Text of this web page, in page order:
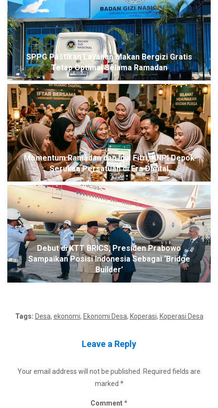
SPPG Pastikan Layanan Makan Bergizi Gratis
Tetap Optimal Selama Ramadan
Momentum Ramadan dan Idul Fitri, KNPI Depok
Serukan Persatuan di Era Digital
Debut di KTT BRICS, Presiden Prabowo
Sampaikan Posisi Indonesia Sebagai ‘Bridge
Builder’
Tags: Desa, ekonomi, Ekonomi Desa, Koperasi, Koperasi Desa
Leave a Reply
Your email address will not be published.
Required fields are
marked *
Comment*